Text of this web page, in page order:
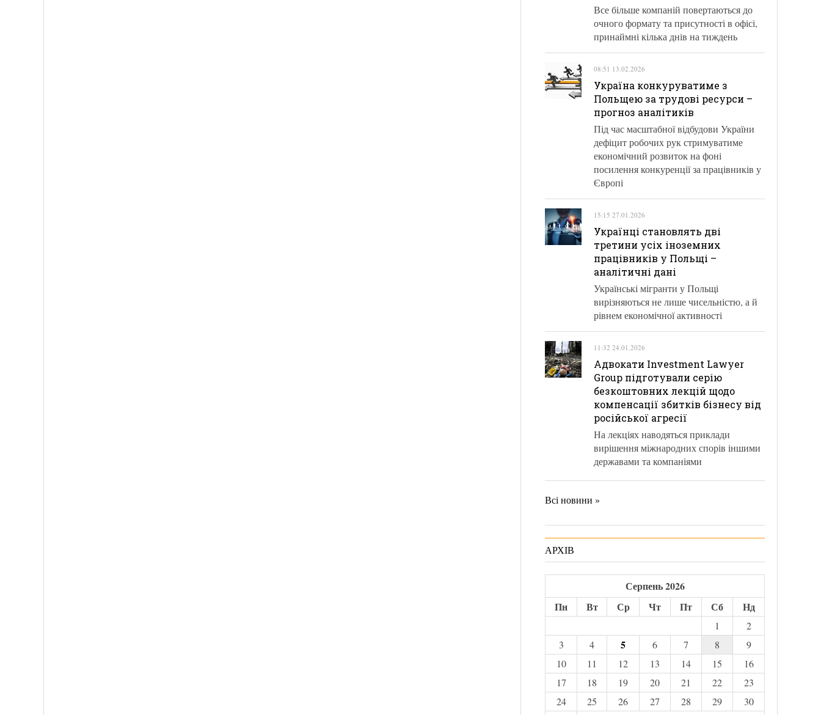
Все більше компаній повертаються до
очного формату та присутності в офісі,
принаймні кілька днів на тиждень
08:51 13.02.2026
Україна конкуруватиме з
Польщею за трудові ресурси –
прогноз аналітиків
Під час масштабної відбудови України
дефіцит робочих рук стримуватиме
економічний розвиток на фоні
посилення конкуренції за працівників у
Європі
15:15 27.01.2026
Українці становлять дві
третини усіх іноземних
працівників у Польщі –
аналітичні дані
Українські мігранти у Польщі
вирізняються не лише чисельністю, а й
рівнем економічної активності
11:32 24.01.2026
Адвокати Investment Lawyer
Group підготували серію
безкоштовних лекцій щодо
компенсації збитків бізнесу від
російської агресії
На лекціях наводяться приклади
вирішення міжнародних спорів іншими
державами та компаніями
Всі новини »
АРХІВ
Серпень 2026
Пн
Вт Ср Чт Пт Сб Нд
1
2
3
4 5 6 7 8
9
10
11 12 13 14 15
16
17
18 19 20 21 22
23
24
25 26 27 28 29
30